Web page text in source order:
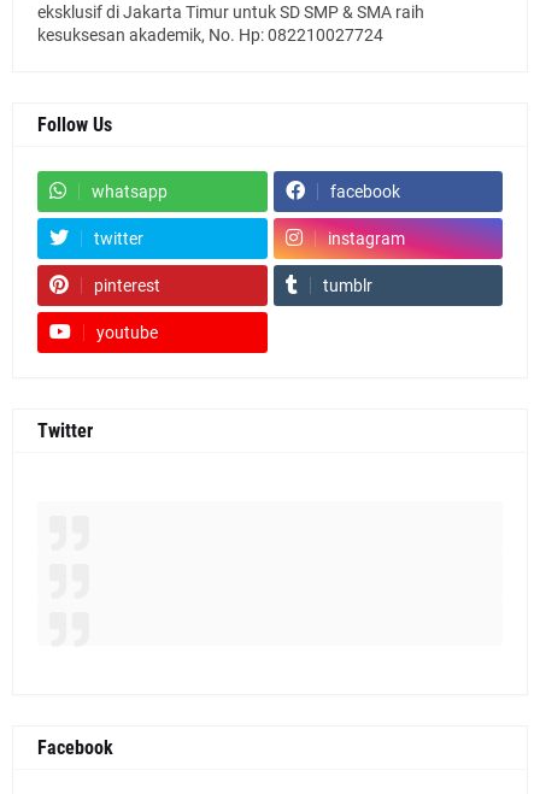
eksklusif di Jakarta Timur untuk SD SMP & SMA raih
kesuksesan akademik, No. Hp: 082210027724
Follow Us
whatsapp facebook
twitter instagram
pinterest tumblr
youtube
Twitter
Facebook